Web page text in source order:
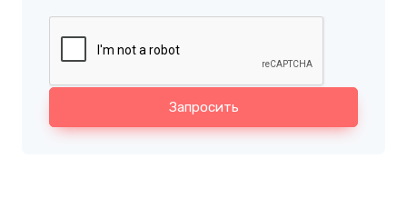
Запросить